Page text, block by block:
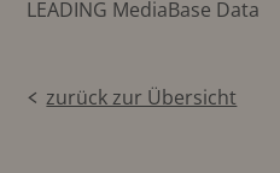
LEADING MediaBase Data
zurück zur Übersicht